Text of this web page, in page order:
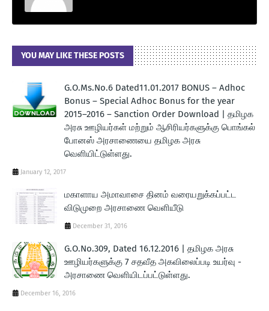
YOU MAY LIKE THESE POSTS
G.O.Ms.No.6 Dated11.01.2017 BONUS – Adhoc
Bonus – Special Adhoc Bonus for the year
2015–2016 – Sanction Order Download | தமிழக
அரசு ஊழியர்கள் மற்றும் ஆசிரியர்களுக்கு பொங்கல்
போனஸ் அரசாணையை தமிழக அரசு
வெளியிட்டுள்ளது.
January 12, 2017
மகாளாய அமாவாசை தினம் வரையறுக்கப்பட்ட
விடுமுறை அரசாணை வெளியீடு
December 31, 2016
G.O.No.309, Dated 16.12.2016 | தமிழக அரசு
ஊழியர்களுக்கு 7 சதவீத அகவிலைப்படி உயர்வு -
அரசாணை வெளியிடப்பட்டுள்ளது.
December 16, 2016